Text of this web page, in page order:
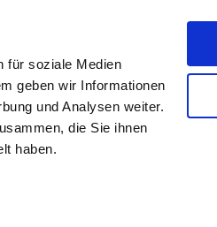
für soziale Medien
geben wir Informationen
und Analysen weiter.
die Sie ihnen
haben.